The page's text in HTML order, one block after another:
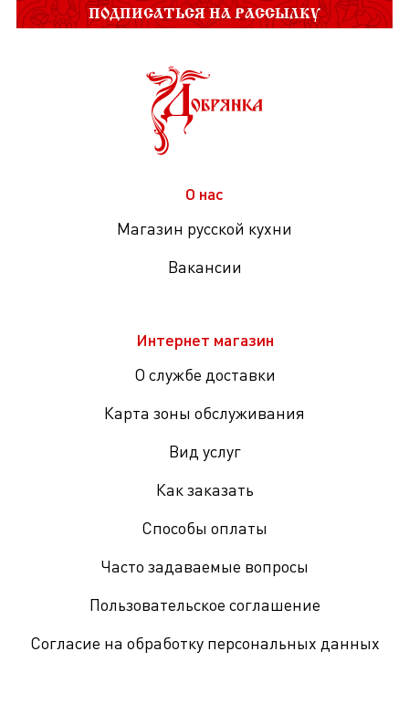
ПОДПИСАТЬСЯ НА РАССЫЛКУ
О нас
Магазин русской кухни
Вакансии
Интернет магазин
О службе доставки
Карта зоны обслуживания
Вид услуг
Как заказать
Способы оплаты
Часто задаваемые вопросы
Пользовательское соглашение
Согласие на обработку персональных данных